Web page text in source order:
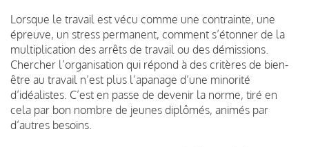
Lorsque le travail est vécu comme une contrainte, une
épreuve, un stress permanent, comment s’étonner de la
multiplication des arrêts de travail ou des démissions.
Chercher l’organisation qui répond à des critères de bien-
être au travail n’est plus l’apanage d’une minorité
d’idéalistes. C’est en passe de devenir la norme, tiré en
cela par bon nombre de jeunes diplômés, animés par
d’autres besoins.